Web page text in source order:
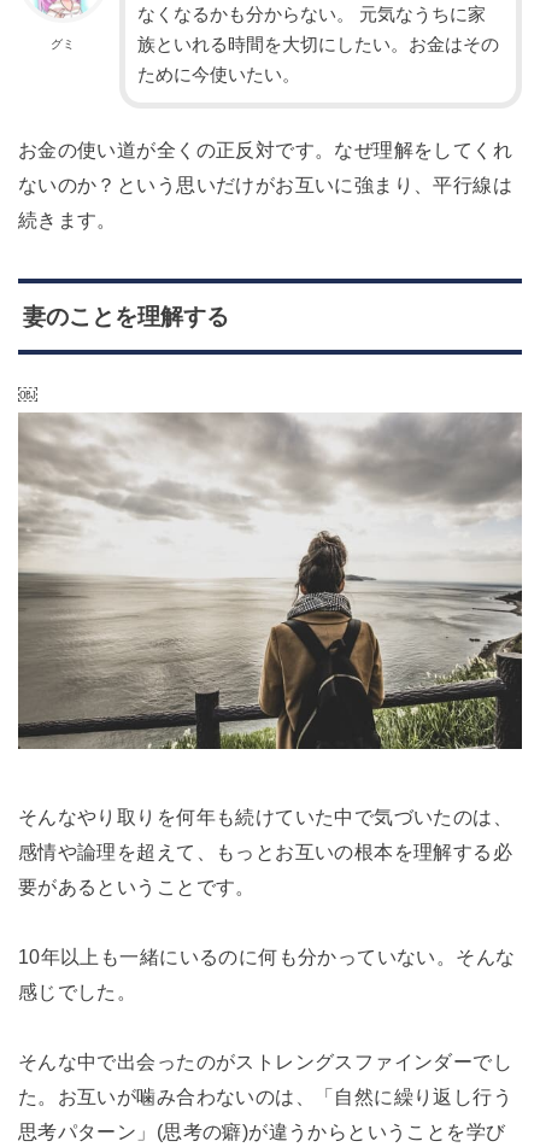
グミ
なくなるかも分からない。 元気なうちに家
族といれる時間を大切にしたい。お金はその
ために今使いたい。
お金の使い道が全くの正反対です。なぜ理解をしてくれ
ないのか？という思いだけがお互いに強まり、平行線は
続きます。
妻のことを理解する
￼
そんなやり取りを何年も続けていた中で気づいたのは、
感情や論理を超えて、もっとお互いの根本を理解する必
要があるということです。
10年以上も一緒にいるのに何も分かっていない。そんな
感じでした。
そんな中で出会ったのがストレングスファインダーでし
た。お互いが噛み合わないのは、「自然に繰り返し行う
思考パターン」(思考の癖)が違うからということを学び